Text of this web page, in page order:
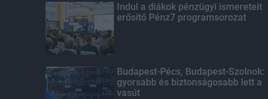
Indul a diákok pénzügyi ismereteit
erősítő Pénz7 programsorozat
Budapest-Pécs, Budapest-Szolnok:
gyorsabb és biztonságosabb lett a
vasút